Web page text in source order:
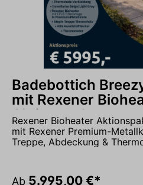
Badebottich
mit Rexener
Aktionspaket
Rexener Bioheater
mit Rexener Premium-
Treppe, Abdeckung &
verbinden möchten. Mit
Ab 5.995,00 €*